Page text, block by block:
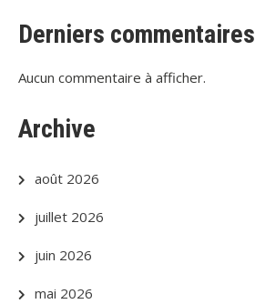
Derniers commentaires
Aucun commentaire à afficher.
Archive
août 2026
juillet 2026
juin 2026
mai 2026